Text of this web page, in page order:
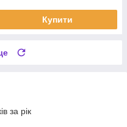
Купити
за рік